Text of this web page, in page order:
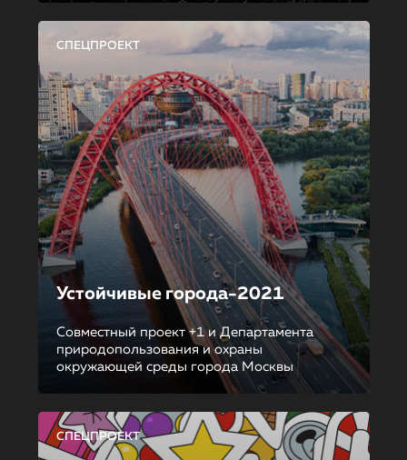
СПЕЦПРОЕКТ
Устойчивые города-2021
Совместный проект +1 и Департамента
природопользования и охраны
окружающей среды города Москвы
СПЕЦПРОЕКТ